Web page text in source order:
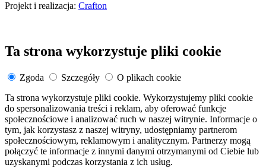
Projekt i realizacja: Crafton
Ta strona wykorzystuje pliki cookie
Zgoda Szczegóły
O plikach cookie
Ta strona wykorzystuje pliki cookie. Wykorzystujemy pliki cookie
do spersonalizowania treści i reklam, aby oferować funkcje
społecznościowe i analizować ruch w naszej witrynie. Informacje o
tym, jak korzystasz z naszej witryny, udostępniamy partnerom
społecznościowym, reklamowym i analitycznym. Partnerzy mogą
połączyć te informacje z innymi danymi otrzymanymi od Ciebie lub
uzyskanymi podczas korzystania z ich usług.